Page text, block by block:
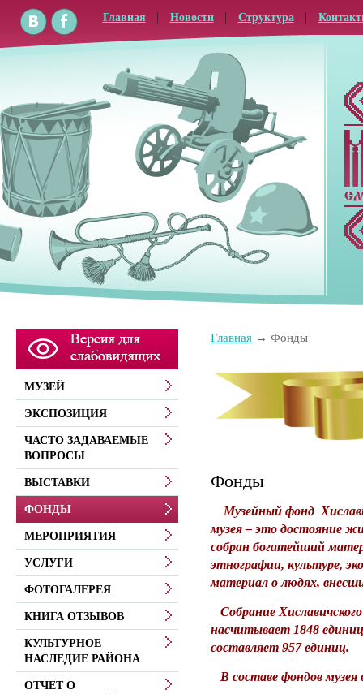
Главная Новости Структура
Главная Фонды
Фонды
Музейный фонд
музея – это достояние
собран богатейший
этнографии, культуре,
материал о людях,
Собрание Хиславичского
насчитывает 1848
составляет 957 единиц.
В составе фондов музея
МУЗЕЙ
ЭКСПОЗИЦИЯ
ЧАСТО ЗАДАВАЕМЫЕ
ВОПРОСЫ
ВЫСТАВКИ
ФОНДЫ
МЕРОПРИЯТИЯ
УСЛУГИ
ФОТОГАЛЕРЕЯ
КНИГА ОТЗЫВОВ
КУЛЬТУРНОЕ
НАСЛЕДИЕ РАЙОНА
ОТЧЕТ О